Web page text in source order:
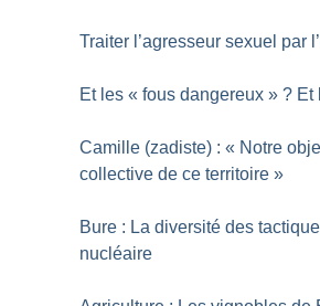
Traiter l’agresseur sexuel par
Et les « fous dangereux » ? Et
Camille (zadiste) : « Notre
collective de ce territoire »
Bure : La diversité des
nucléaire